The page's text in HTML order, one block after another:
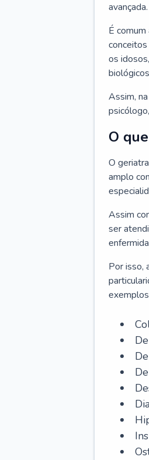
avançada.
É
os
Assim,
O
O
amplo
Assim
ser
Por isso,